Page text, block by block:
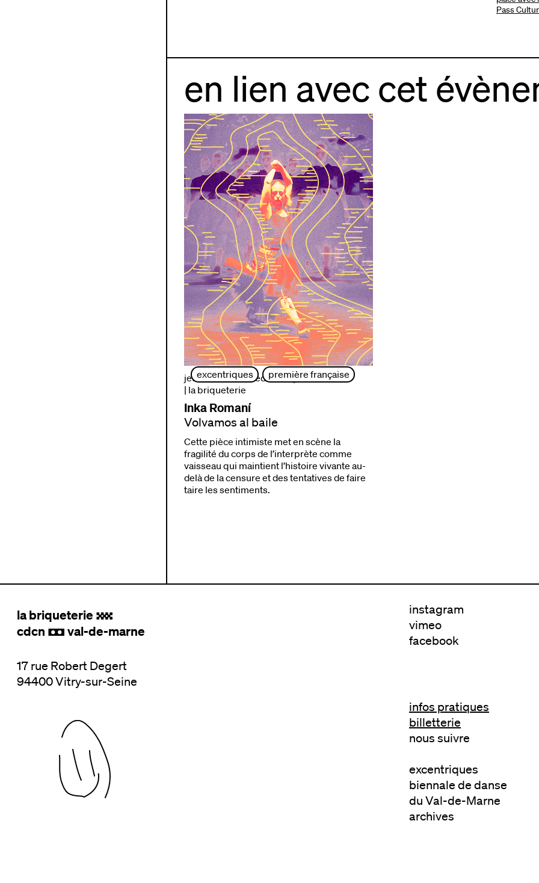
Pass
en lien avec cet
excentriques première française
jeudi 24 et vendredi 25 sept. 2026 | 19h
| la briqueterie
Inka Romaní
Volvamos al baile
Cette pièce intimiste met en scène la
fragilité du corps de l’interprète comme
vaisseau qui maintient l’histoire vivante au-
delà de la censure et des tentatives de faire
taire les sentiments.
la briqueterie .
cdcn , val-de-marne
17 rue Robert Degert
94400 Vitry-sur-Seine
instagram
vimeo
facebook
infos pratiques
billetterie
nous suivre
excentriques
biennale de danse
du Val-de-Marne
archives